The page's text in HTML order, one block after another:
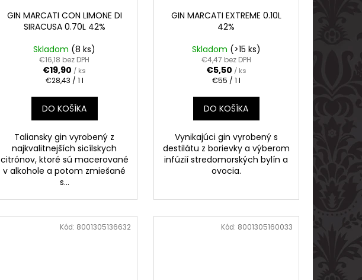
GIN MARCATI CON LIMONE DI
SIRACUSA 0.70L 42%
Skladom (8 ks)
€16,18 bez DPH
€19,90 / ks
Jednotková
€28,43 / 1 l
DO KOŠÍKA
Taliansky gin vyrobený z
najkvalitnejších sicílskych
citrónov, ktoré sú macerované
v alkohole a potom zmiešané
s...
GIN MARCATI EXTREME 0.10L
42%
Skladom (>15 ks)
€4,47 bez DPH
€5,50 / ks
Jednotková
€55 / 1 l
DO KOŠÍKA
Vynikajúci gin vyrobený s
destilátu z borievky a výberom
infúzií stredomorských bylín a
ovocia.
Kód: 8001305136632 Kód: 8001305160033